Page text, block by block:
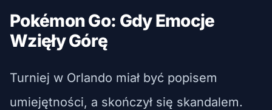
Pokémon Go: Gdy Emocje
Wzięły Górę
Turniej w Orlando miał być popisem
umiejętności, a skończył się skandalem.